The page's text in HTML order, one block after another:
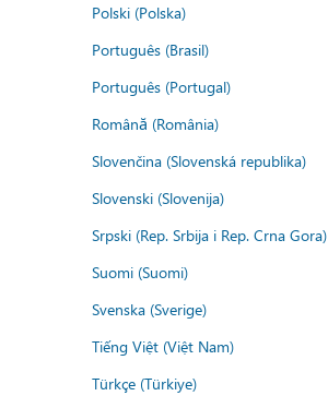
Polski (Polska)
Português (Brasil)
Português (Portugal)
Română (România)
Slovenčina (Slovenská republika)
Slovenski (Slovenija)
Srpski (Rep. Srbija i Rep. Crna Gora)
Suomi (Suomi)
Svenska (Sverige)
Tiếng Việt (Việt Nam)
Türkçe (Türkiye)